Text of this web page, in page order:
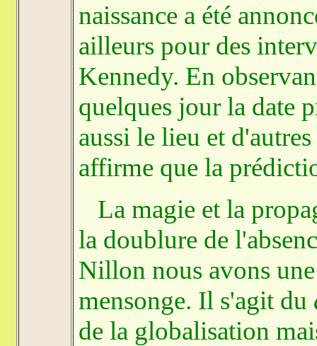
naissance a été
ailleurs pour des
Kennedy. En
quelques jour la date
aussi le lieu et
affirme que la
La magie et la
la doublure de
Nillon nous avons
mensonge. Il s'agit du
de la globalisation